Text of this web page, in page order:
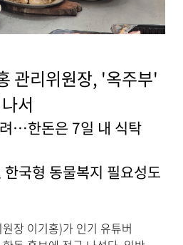
관리위원장, '옥주부'
서
…한돈은 7일 내 식탁
국형 동물복지 필요성도
장 이기홍)가 인기 유튜버